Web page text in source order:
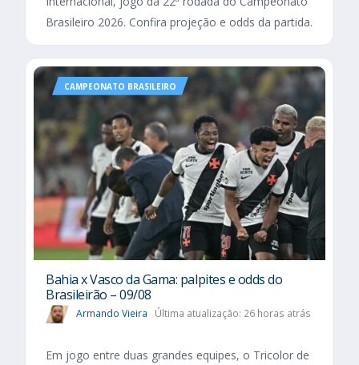
Brasileiro 2026. Confira projeção e odds da partida.
CAMPEONATO BRASILEIRO
Bahia x Vasco da Gama: palpites e odds do
Brasileirão – 09/08
Armando Vieira Última atualização: 26 horas atrás
Em jogo entre duas grandes equipes, o Tricolor de